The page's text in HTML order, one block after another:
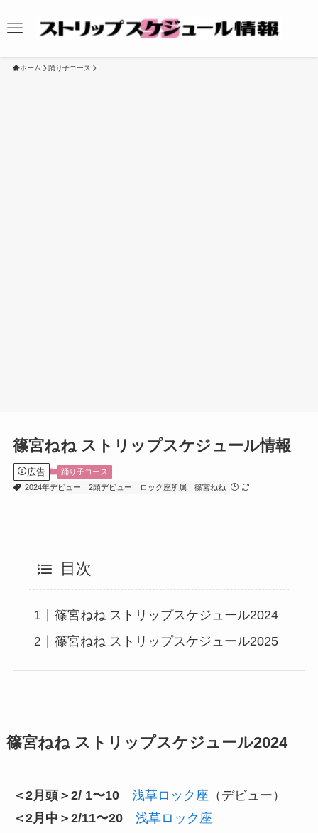
ホーム 踊り子コース
篠宮ねね ストリップスケジュール情報
広告
踊り子コース
2024年デビュー
2頭デビュー ロック座所属 篠宮ねね
目次
篠宮ねね ストリップスケジュール2024
篠宮ねね ストリップスケジュール2025
篠宮ねね ストリップスケジュール2024
＜2月頭＞2/ 1〜10 浅草ロック座 （デビュー）
＜2月中＞2/11〜20
浅草ロック座